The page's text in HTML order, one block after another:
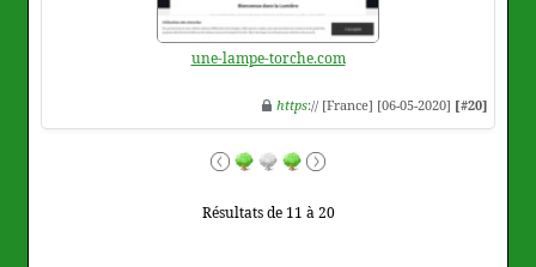
une-lampe-torche.com
https:// [France] [06-05-2020] [#20]
Résultats de 11 à 20